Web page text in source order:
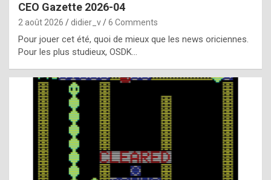
u
l
y
d
CEO Gazette 2026-04
2 août 2026 didier_v 6 Comments
Pour jouer cet été, quoi de mieux que les news oriciennes.
Pour les plus studieux, OSDK…